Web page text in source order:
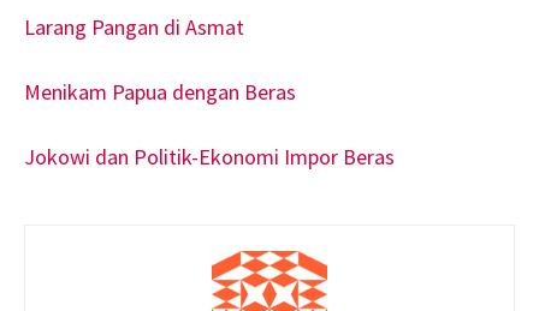
Larang Pangan di Asmat
Menikam Papua dengan Beras
Jokowi dan Politik-Ekonomi Impor Beras